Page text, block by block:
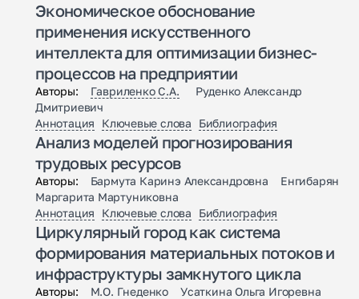
Экономическое обоснование
применения искусственного
интеллекта для оптимизации бизнес-
процессов на предприятии
Авторы: Гавриленко С.А.
Руденко Александр
Дмитриевич
Аннотация
Ключевые слова Библиография
Анализ моделей прогнозирования
трудовых ресурсов
Авторы:
Бармута Каринэ Александровна Енгибарян
Маргарита Мартуниковна
Аннотация
Ключевые слова Библиография
Циркулярный город как система
формирования материальных потоков и
инфраструктуры замкнутого цикла
Авторы:
М.О. Гнеденко Усаткина Ольга Игоревна